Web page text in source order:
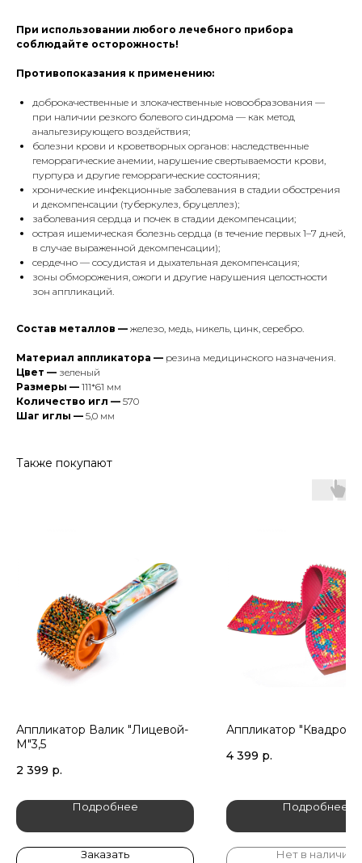
При использовании любого лечебного прибора
соблюдайте осторожность!
Противопоказания к применению:
доброкачественные и злокачественные новообразования —
при наличии резкого болевого синдрома — как метод
анальгезирующего воздействия;
болезни крови и кроветворных органов: наследственные
геморрагические анемии, нарушение свертываемости крови,
пурпура и другие геморрагические состояния;
хронические инфекционные заболевания в стадии обострения
и декомпенсации (туберкулез, бруцеллез);
заболевания сердца и почек в стадии декомпенсации;
острая ишемическая болезнь сердца (в течение первых 1–7 дней,
в случае выраженной декомпенсации);
сердечно — сосудистая и дыхательная декомпенсация;
зоны обморожения, ожоги и другие нарушения целостности
зон аппликаций.
Состав металлов — железо, медь, никель, цинк, серебро.
Материал аппликатора — резина медицинского назначения.
Цвет — зеленый
Размеры — 111*61 мм
Количество игл — 570
Шаг иглы — 5,0 мм
Также покупают
Аппликатор Валик "Лицевой-
М"3,5
2 399 р.
Подробнее
Заказать
Аппликатор "Квадро
4 399 р.
Подробнее
Нет в наличии